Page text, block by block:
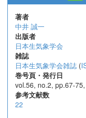
著者
中井 誠一
出版者
日本生気象学会
雑誌
日本生気象学会雑誌 (
巻号頁・発行日
vol.56, no.2, pp.67-
参考文献数
22